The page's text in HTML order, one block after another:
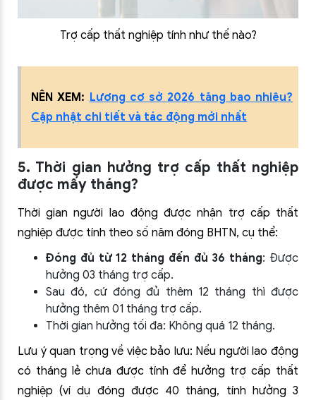
Trợ cấp thất nghiệp tính như thế nào?
NÊN XEM: Lương cơ sở 2026 tăng bao nhiêu?
Cập nhật chi tiết và tác động mới nhất
5. Thời gian hưởng trợ cấp thất nghiệp
được mấy tháng?
Thời gian người lao động được nhận trợ cấp thất
nghiệp được tính theo số năm đóng BHTN, cụ thể:
Đóng đủ từ 12 tháng đến đủ 36 tháng: Được
hưởng 03 tháng trợ cấp.
Sau đó, cứ đóng đủ thêm 12 tháng thì được
hưởng thêm 01 tháng trợ cấp.
Thời gian hưởng tối đa: Không quá 12 tháng.
Lưu ý quan trọng về việc bảo lưu: Nếu người lao động
có tháng lẻ chưa được tính để hưởng trợ cấp thất
nghiệp (ví dụ đóng được 40 tháng, tính hưởng 3